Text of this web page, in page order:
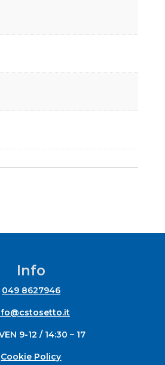
Info
049 8627946
9-12 / 14:30 – 17
Cookie Policy